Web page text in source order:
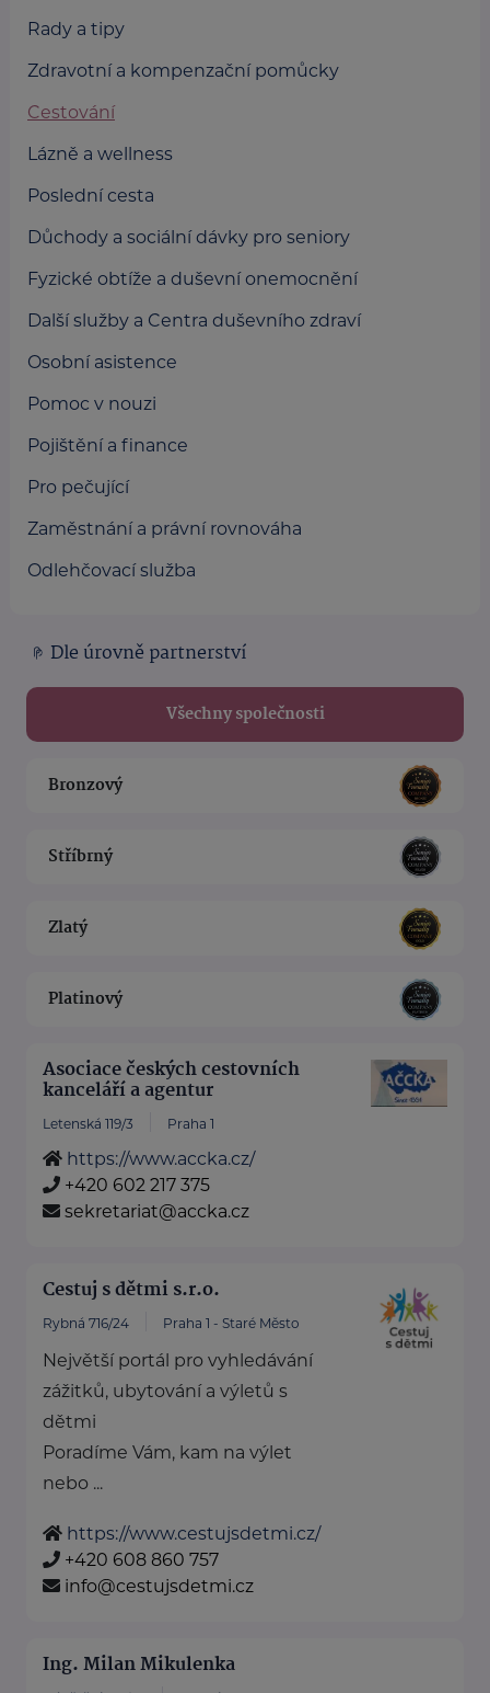
Rady a tipy
Zdravotní a kompenzační pomůcky
Cestování
Lázně a wellness
Poslední cesta
Důchody a sociální dávky pro seniory
Fyzické obtíže a duševní onemocnění
Další služby a Centra duševního zdraví
Osobní asistence
Pomoc v nouzi
Pojištění a finance
Pro pečující
Zaměstnání a právní rovnováha
Odlehčovací služba
Dle úrovně partnerství
Všechny společnosti
Bronzový
Stříbrný
Zlatý
Platinový
Asociace českých cestovních
kanceláří a agentur
Letenská 119/3 Praha 1
https://www.accka.cz/
+420 602 217 375
sekretariat@accka.cz
Cestuj s dětmi s.r.o.
Rybná 716/24 Praha 1 - Staré Město
Největší portál pro vyhledávání
zážitků, ubytování a výletů s
dětmi
Poradíme Vám, kam na výlet
nebo ...
https://www.cestujsdetmi.cz/
+420 608 860 757
info@cestujsdetmi.cz
Ing. Milan Mikulenka